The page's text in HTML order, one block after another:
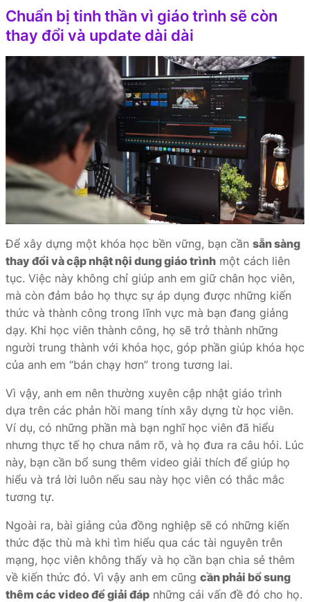
Chuẩn bị tinh thần vì giáo trình sẽ còn
thay đổi và update dài dài
Để xây dựng một khóa học bền vững, bạn cần sẵn sàng
thay đổi và cập nhật nội dung giáo trình một cách liên
tục. Việc này không chỉ giúp anh em giữ chân học viên,
mà còn đảm bảo họ thực sự áp dụng được những kiến
thức và thành công trong lĩnh vực mà bạn đang giảng
dạy. Khi học viên thành công, họ sẽ trở thành những
người trung thành với khóa học, góp phần giúp khóa học
của anh em “bán chạy hơn” trong tương lai.
Vì vậy, anh em nên thường xuyên cập nhật giáo trình
dựa trên các phản hồi mang tính xây dựng từ học viên.
Ví dụ, có những phần mà bạn nghĩ học viên đã hiểu
nhưng thực tế họ chưa nắm rõ, và họ đưa ra câu hỏi. Lúc
này, bạn cần bổ sung thêm video giải thích để giúp họ
hiểu và trả lời luôn nếu sau này học viên có thắc mắc
tương tự.
Ngoài ra, bài giảng của đồng nghiệp sẽ có những kiến
thức đặc thù mà khi tìm hiểu qua các tài nguyên trên
mạng, học viên không thấy và họ cần bạn chia sẻ thêm
về kiến thức đó. Vì vậy anh em cũng cần phải bổ sung
thêm các video để giải đáp những cái vấn đề đó cho họ.